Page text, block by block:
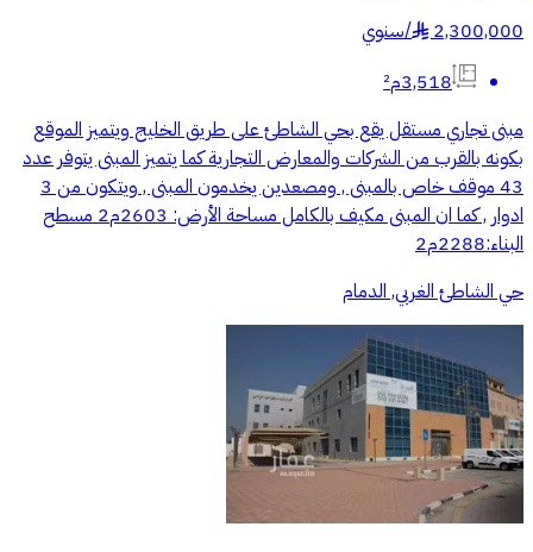
2,300,000
§
/سنوي
3,518م²
مبنى تجاري مستقل يقع بحي الشاطئ على طريق الخليج ويتميز الموقع
بكونه بالقرب من الشركات والمعارض التجارية كما يتميز المبنى يتوفر عدد
43 موقف خاص بالمبنى , ومصعدين يخدمون المبنى , ويتكون من 3
ادوار , كما ان المبنى مكيف بالكامل مساحة الأرض: 2603م2 مسطح
البناء:2288م2
حي الشاطئ الغربي, الدمام